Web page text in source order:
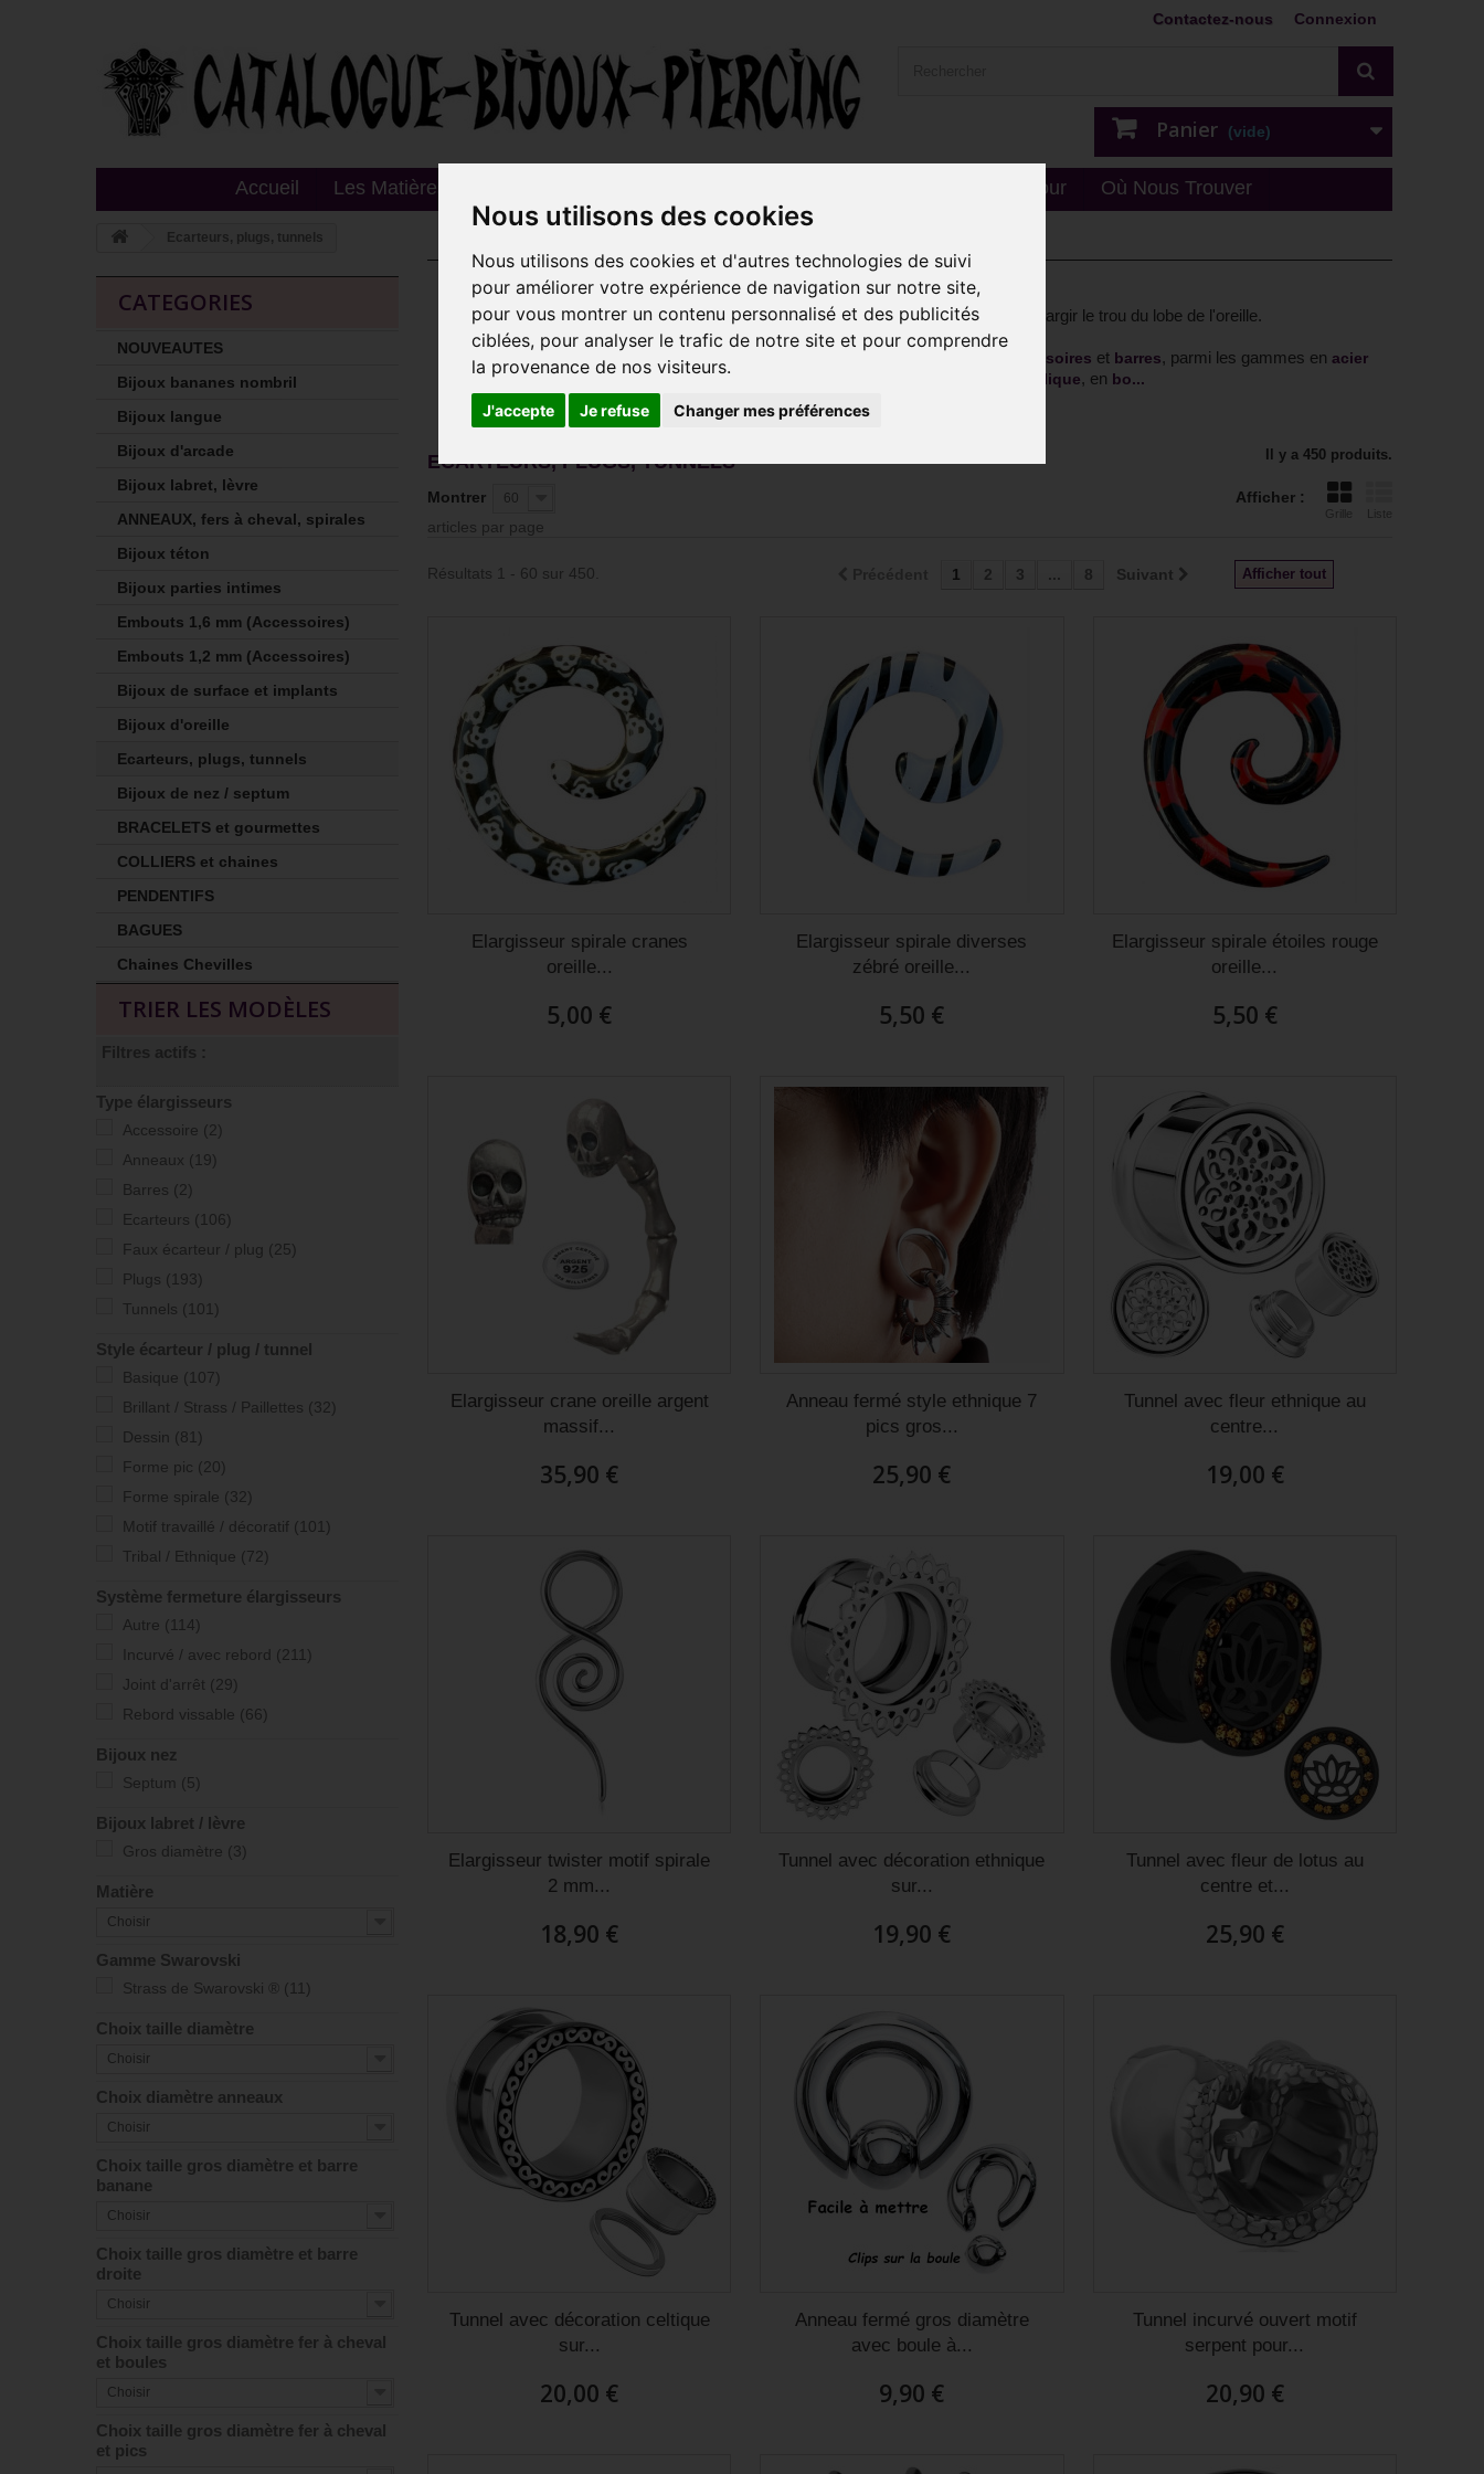
Nous utilisons des cookies
Nous utilisons des cookies et d'autres technologies de suivi
pour améliorer votre expérience de navigation sur notre site,
pour vous montrer un contenu personnalisé et des publicités
ciblées, pour analyser le trafic de notre site et pour comprendre
la provenance de nos visiteurs.
J'accepte Je refuse Changer mes préférences
Connexion
Contactez-nous
Panier (vide)
Accueil Les Matières Livraison - retour Où Nous Trouver
Ecarteurs, plugs, tunnels
CATEGORIES
NOUVEAUTES
Bijoux bananes nombril
Bijoux langue
Bijoux d'arcade
Bijoux labret, lèvre
ANNEAUX, fers à cheval, spirales
Bijoux téton
Bijoux parties intimes
Embouts 1,6 mm (Accessoires)
Embouts 1,2 mm (Accessoires)
Bijoux de surface et implants
Bijoux d'oreille
Ecarteurs, plugs, tunnels
Bijoux de nez / septum
BRACELETS et gourmettes
COLLIERS et chaines
PENDENTIFS
BAGUES
Chaines Chevilles
TRIER LES MODÈLES
Type élargisseurs
Accessoire (2)
Anneaux (19)
Barres (2)
Ecarteurs (106)
Faux écarteur / plug (25)
Plugs (193)
Tunnels (101)
Style écarteur / plug / tunnel
Basique (107)
Brillant / Strass / Paillettes (32)
Dessin (81)
Forme pic (20)
Forme spirale (32)
Motif travaillé / décoratif (101)
Tribal / Ethnique (72)
Système fermeture élargisseurs
Autre (114)
Incurvé / avec rebord (211)
Joint d'arrêt (29)
Rebord vissable (66)
Bijoux nez
Septum (5)
Bijoux labret / lèvre
Gros diamètre (3)
Matière
Choisir
Gamme Swarovski
Strass de Swarovski ® (11)
Choix taille diamètre
Choisir
Choix diamètre anneaux
Choisir
Choix taille gros diamètre et barre
banane
Choisir
Choix taille gros diamètre et barre
droite
Choisir
Choix taille gros diamètre fer à cheval
et boules
Choisir
Choix taille gros diamètre fer à cheval
et pics
Ecarteurs, plugs, tunnels
Cette catégorie est entièrement dédiée au stretching de l'oreille, qui consiste à élargir le trou du lobe de l'oreille.
Découvrez les différents modèles d' accessoires et barres, parmi les gammes en acier
chirurgical , entitane, enacier noir, en acrylique, en bo...
Détails
ECARTEURS, PLUGS, TUNNELS Il y a 450 produits.
Afficher :
Grille Liste
Montrer 60
articles par page
Afficher tout
1 2 3 ... 8 Suivant
Résultats 1 - 60 sur 450.
Elargisseur spirale cranes
oreille...
5,00 €
Elargisseur spirale diverses
zébré oreille...
5,50 €
Elargisseur spirale étoiles rouge
oreille...
5,50 €
Elargisseur crane oreille argent
massif...
35,90 €
Anneau fermé style ethnique 7
pics gros...
25,90 €
Tunnel avec fleur ethnique au
centre...
19,00 €
Elargisseur twister motif spirale
2 mm...
18,90 €
Tunnel avec décoration ethnique
sur...
19,90 €
Tunnel avec fleur de lotus au
centre et...
25,90 €
Tunnel avec décoration celtique
sur...
20,00 €
Anneau fermé gros diamètre
avec boule à...
9,90 €
Tunnel incurvé ouvert motif
serpent pour...
20,90 €